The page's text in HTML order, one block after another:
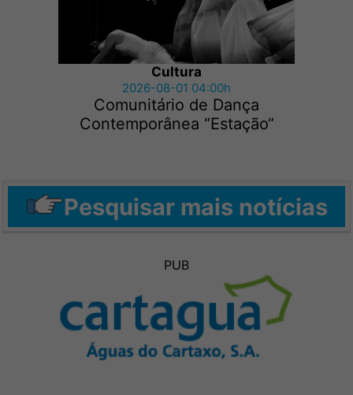
Cultura
2026-08-01 04:00h
Comunitário de Dança
Contemporânea “Estação“
Pesquisar mais notícias
PUB